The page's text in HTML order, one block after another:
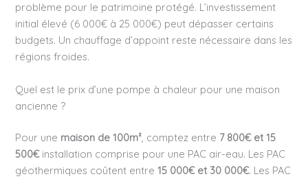
problème pour le patrimoine protégé. L’investissement
initial élevé (6 000€ à 25 000€) peut dépasser certains
budgets. Un chauffage d’appoint reste nécessaire dans les
régions froides.
Quel est le prix d’une pompe à chaleur pour une maison
ancienne ?
Pour une maison de 100m² , comptez entre 7 800€ et 15
500€installation comprise pour une PAC air-eau. Les PAC
géothermiques coûtent entre15 000€ et 30 000€. Les PAC